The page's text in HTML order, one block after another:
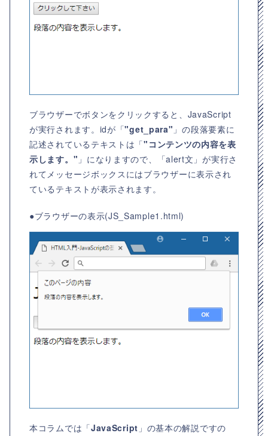
ブラウザーでボタンをクリックすると、JavaScript
が実行されます。idが「"get_para" 」の段落要素に
記述されているテキストは「"コンテンツの内容を表
示します。" 」になりますので、「alert文」が実行さ
れてメッセージボックスにはブラウザーに表示され
ているテキストが表示されます。
●ブラウザーの表示(JS_Sample1.html)
本コラムでは「JavaScript 」の基本の解説ですの